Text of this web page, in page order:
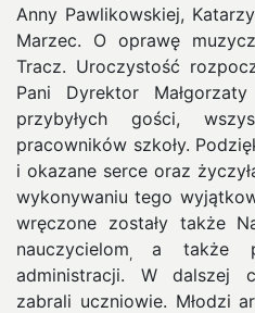
Anny Pawlikowskiej,
Marzec. O oprawę
Tracz. Uroczystość
Pani Dyrektor
przybyłych gości,
pracowników szkoły.
i okazane serce oraz
wykonywaniu tego
wręczone zostały także
nauczycielom, a także
administracji. W dalszej
zabrali uczniowie. Młodzi